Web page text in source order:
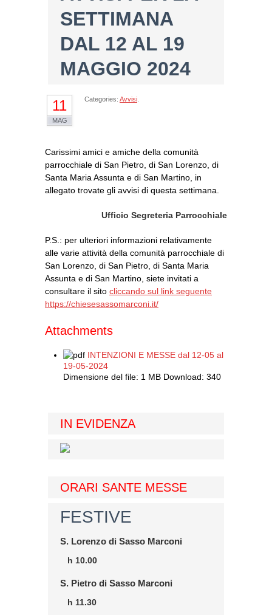
SETTIMANA
DAL 12 AL 19
MAGGIO 2024
11
MAG
Categories: Avvisi
Carissimi amici e amiche della comunità
parrocchiale di San Pietro, di San Lorenzo, di
Santa Maria Assunta e di San Martino, in
allegato trovate gli avvisi di questa settimana.
Ufficio Segreteria Parrocchiale
P.S.: per ulteriori informazioni relativamente
alle varie attività della comunità parrocchiale di
San Lorenzo, di San Pietro, di Santa Maria
Assunta e di San Martino, siete invitati a
consultare il sito cliccando sul link seguente
https://chiesesassomarconi.it/
Attachments
INTENZIONI E MESSE dal 12-05 al
19-05-2024
Dimensione del file: 1 MB Download: 340
IN EVIDENZA
ORARI SANTE MESSE
FESTIVE
S. Lorenzo di Sasso Marconi
h 10.00
S. Pietro di Sasso Marconi
h 11.30